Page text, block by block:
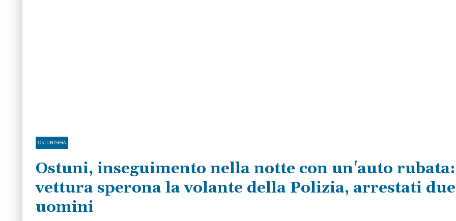
OSTUNISERA
Ostuni, inseguimento nella notte con un'auto
vettura sperona la volante della Polizia, arrestati due
uomini